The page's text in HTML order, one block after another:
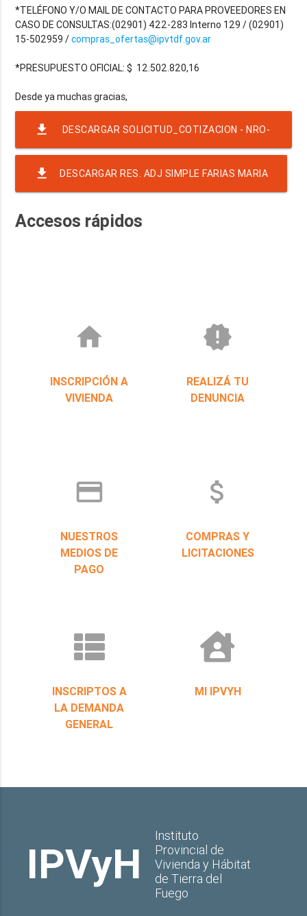
*TELÉFONO Y/O MAIL DE CONTACTO PARA PROVEEDORES EN
CASO DE CONSULTAS:(02901) 422-283 Interno 129 / (02901)
15-502959 /compras_ofertas@ipvtdf.gov.ar
*PRESUPUESTO OFICIAL: $ 12.502.820,16
file_download DESCARGAR SOLICITUD_COTIZACION - NRO-
22-EJER-2025-RAF-23-TEMP-4408 FARÍAS MARÍA
file_download DESCARGAR RES. ADJ SIMPLE FARIAS MARIA
Accesos rápidos
home
INSCRIPCIÓN A
VIVIENDA
new_releases
REALIZÁ TU
DENUNCIA
credit_card
NUESTROS
MEDIOS DE
PAGO
attach_money
COMPRAS Y
LICITACIONES
INSCRIPTOS A
LA DEMANDA
GENERAL
MI IPVYH
IPVyH
Instituto
Provincial de
Vivienda y Hábitat
de Tierra del
Fuego